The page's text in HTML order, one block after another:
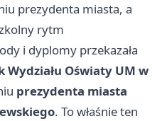
prezydenta miasta, a
rytm
i dyplomy przekazała
Wydziału Oświaty UM w
prezydenta miasta
. To właśnie ten